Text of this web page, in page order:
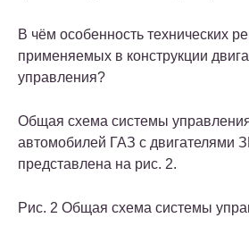
В чём особенность технических
применяемых в конструкции
управления?
Общая схема системы
автомобилей ГАЗ с двигателями
представлена на рис. 2.
Рис. 2 Общая схема системы